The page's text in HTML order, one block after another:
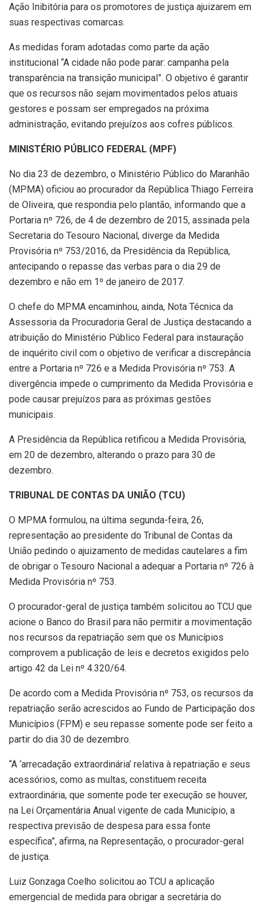
Ação Inibitória para os promotores de justiça ajuizarem em
suas respectivas comarcas.
As medidas foram adotadas como parte da ação
institucional “A cidade não pode parar: campanha pela
transparência na transição municipal”. O objetivo é garantir
que os recursos não sejam movimentados pelos atuais
gestores e possam ser empregados na próxima
administração, evitando prejuízos aos cofres públicos.
MINISTÉRIO PÚBLICO FEDERAL (MPF)
No dia 23 de dezembro, o Ministério Público do Maranhão
(MPMA) oficiou ao procurador da República Thiago Ferreira
de Oliveira, que respondia pelo plantão, informando que a
Portaria nº 726, de 4 de dezembro de 2015, assinada pela
Secretaria do Tesouro Nacional, diverge da Medida
Provisória nº 753/2016, da Presidência da República,
antecipando o repasse das verbas para o dia 29 de
dezembro e não em 1º de janeiro de 2017.
O chefe do MPMA encaminhou, ainda, Nota Técnica da
Assessoria da Procuradoria Geral de Justiça destacando a
atribuição do Ministério Público Federal para instauração
de inquérito civil com o objetivo de verificar a discrepância
entre a Portaria nº 726 e a Medida Provisória nº 753. A
divergência impede o cumprimento da Medida Provisória e
pode causar prejuízos para as próximas gestões
municipais.
A Presidência da República retificou a Medida Provisória,
em 20 de dezembro, alterando o prazo para 30 de
dezembro.
TRIBUNAL DE CONTAS DA UNIÃO (TCU)
O MPMA formulou, na última segunda-feira, 26,
representação ao presidente do Tribunal de Contas da
União pedindo o ajuizamento de medidas cautelares a fim
de obrigar o Tesouro Nacional a adequar a Portaria nº 726 à
Medida Provisória nº 753.
O procurador-geral de justiça também solicitou ao TCU que
acione o Banco do Brasil para não permitir a movimentação
nos recursos da repatriação sem que os Municípios
comprovem a publicação de leis e decretos exigidos pelo
artigo 42 da Lei nº 4.320/64.
De acordo com a Medida Provisória nº 753, os recursos da
repatriação serão acrescidos ao Fundo de Participação dos
Municípios (FPM) e seu repasse somente pode ser feito a
partir do dia 30 de dezembro.
“A ‘arrecadação extraordinária’ relativa à repatriação e seus
acessórios, como as multas, constituem receita
extraordinária, que somente pode ter execução se houver,
na Lei Orçamentária Anual vigente de cada Município, a
respectiva previsão de despesa para essa fonte
específica”, afirma, na Representação, o procurador-geral
de justiça.
Luiz Gonzaga Coelho solicitou ao TCU a aplicação
emergencial de medida para obrigar a secretária do